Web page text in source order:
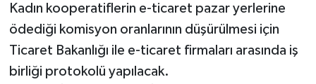
Kadın kooperatiflerin e-ticaret pazar yerlerine
ödediği komisyon oranlarının düşürülmesi için
Ticaret Bakanlığı ile e-ticaret firmaları arasında iş
birliği protokolü yapılacak.